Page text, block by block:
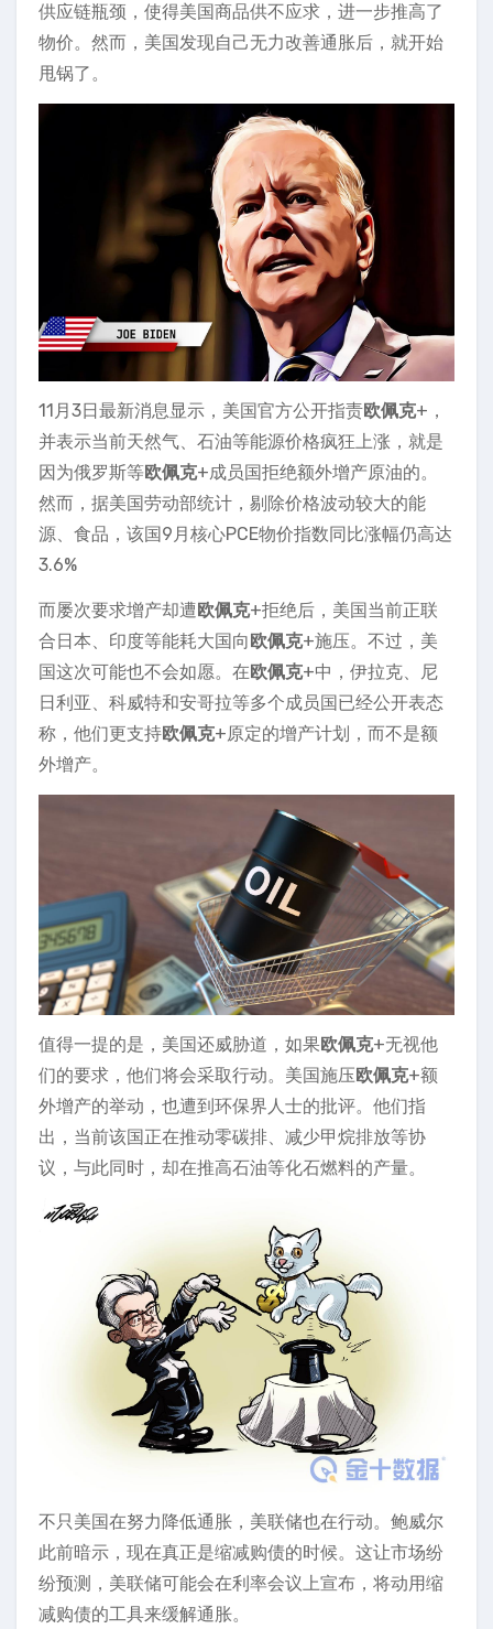
供应链瓶颈，使得美国商品供不应求，进一步推高了
物价。然而，美国发现自己无力改善通胀后，就开始
甩锅了。
11月3日最新消息显示，美国官方公开指责欧佩克+，
并表示当前天然气、石油等能源价格疯狂上涨，就是
因为俄罗斯等欧佩克+成员国拒绝额外增产原油的。
然而，据美国劳动部统计，剔除价格波动较大的能
源、食品，该国9月核心PCE物价指数同比涨幅仍高达
3.6%
而屡次要求增产却遭欧佩克+拒绝后，美国当前正联
合日本、印度等能耗大国向 欧佩克+施压。不过，美
国这次可能也不会如愿。在欧佩克+中，伊拉克、尼
日利亚、科威特和安哥拉等多个成员国已经公开表态
称，他们更支持欧佩克+原定的增产计划，而不是额
外增产。
值得一提的是，美国还威胁道，如果欧佩克+无视他
们的要求，他们将会采取行动。美国施压欧佩克+额
外增产的举动，也遭到环保界人士的批评。他们指
出，当前该国正在推动零碳排、减少甲烷排放等协
议，与此同时，却在推高石油等化石燃料的产量。
不只美国在努力降低通胀，美联储也在行动。鲍威尔
此前暗示，现在真正是缩减购债的时候。这让市场纷
纷预测，美联储可能会在利率会议上宣布，将动用缩
减购债的工具来缓解通胀。